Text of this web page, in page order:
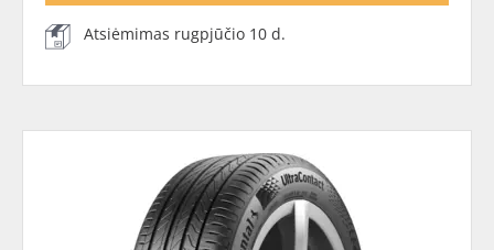
Atsiėmimas rugpjūčio 10 d.